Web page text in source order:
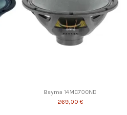
Beyma 14MC700ND
269,00 €